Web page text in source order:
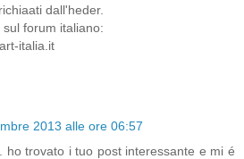
dall'heder.
forum italiano:
italia.it
2013 alle ore 06:57
ho trovato i tuo post interessante e mi é